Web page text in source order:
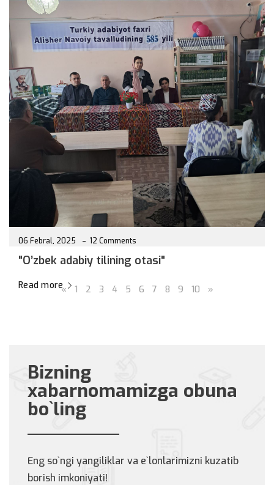
09 Febral, 2026 12 Comments
"Buyuk ikki alloma"
Read more
06 Febral, 2025 12 Comments
"O’zbek adabiy tilining otasi"
Read more
« 1 2 3 4 5 6 7 8 9 10 »
Bizning
xabarnomamizga obuna
bo`ling
Eng so`ngi yangiliklar va e`lonlarimizni kuzatib
borish imkoniyati!